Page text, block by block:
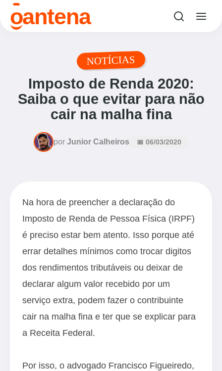
oantena
NOTÍCIAS
Imposto de Renda 2020:
Saiba o que evitar para não
cair na malha fina
por Junior Calheiros 📅 06/03/2020
Na hora de preencher a declaração do
Imposto de Renda de Pessoa Física (IRPF)
é preciso estar bem atento. Isso porque até
errar detalhes mínimos como trocar digitos
dos rendimentos tributáveis ou deixar de
declarar algum valor recebido por um
serviço extra, podem fazer o contribuinte
cair na malha fina e ter que se explicar para
a Receita Federal.
Por isso, o advogado Francisco Figueiredo,